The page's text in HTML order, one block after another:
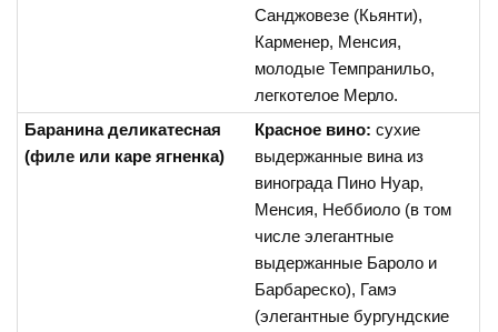
Санджовезе (Кьянти),
Карменер, Менсия,
молодые Темпранильо,
легкотелое Мерло.
Баранина деликатесная
(филе или каре ягненка)
Красное вино: сухие
выдержанные вина из
винограда Пино Нуар,
Менсия, Неббиоло (в том
числе элегантные
выдержанные Бароло и
Барбареско), Гамэ
(элегантные бургундские